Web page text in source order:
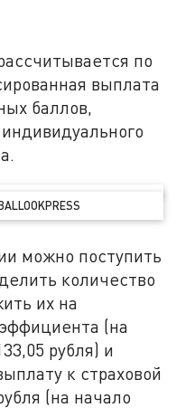
по
выплата
баллов,
можно поступить
количество
их на
(на
рубля) и
к страховой
(на начало